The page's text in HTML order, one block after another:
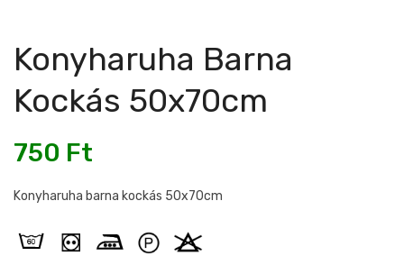
Konyharuha Barna
Kockás 50x70cm
750 Ft
Konyharuha barna kockás 50x70cm